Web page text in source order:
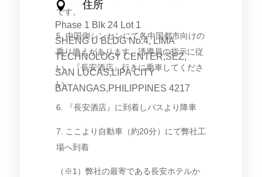
です。
5. 中国側シンセンにて各中国都市向けの
乗り換えがあります。誘導員の指示に従
い、『長安酒店』行きに乗車してくださ
い。
6. 『長安酒店』に到着しバスより降車
7. ここより自動車（約20分）にて弊社工
場へ到着
（※1）弊社の最寄である長安ホテルか
 住所
Phase 1 Blk 24 Lot 1
SHENG U BLDG No.4, LIMA
TECHNOLOGY CENTER,SEZ,
SAN LUCAS,LIPA CITY
BATANGAS,PHILIPPINES 4217